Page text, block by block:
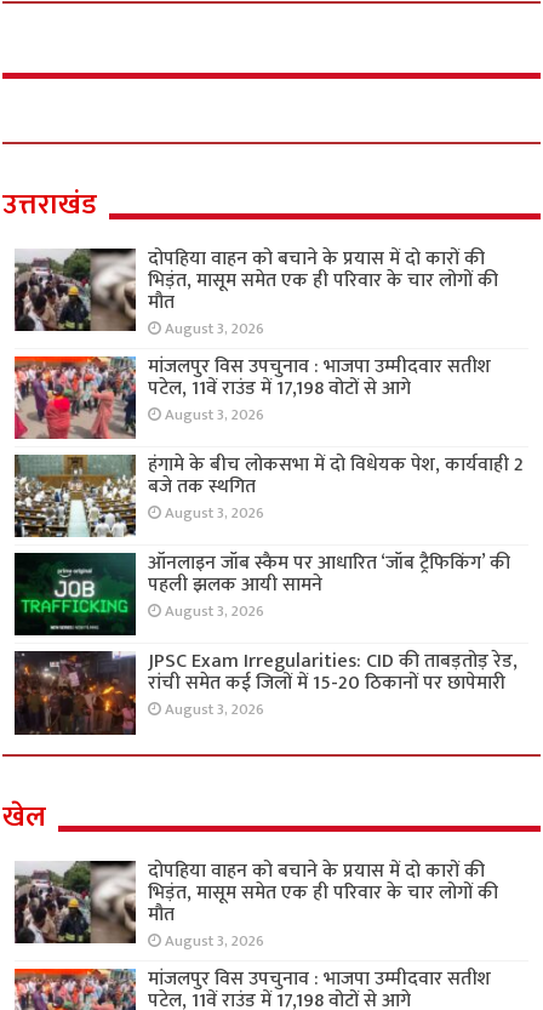
उत्तराखंड
दोपहिया वाहन को बचाने के प्रयास में दो कारों की
भिड़ंत, मासूम समेत एक ही परिवार के चार लोगों की
मौत
August 3, 2026
मांजलपुर विस उपचुनाव : भाजपा उम्मीदवार सतीश
पटेल, 11वें राउंड में 17,198 वोटों से आगे
August 3, 2026
हंगामे के बीच लोकसभा में दो विधेयक पेश, कार्यवाही 2
बजे तक स्थगित
August 3, 2026
ऑनलाइन जॉब स्कैम पर आधारित ‘जॉब ट्रैफिकिंग’ की
पहली झलक आयी सामने
August 3, 2026
JPSC Exam Irregularities: CID की ताबड़तोड़ रेड,
रांची समेत कई जिलों में 15-20 ठिकानों पर छापेमारी
August 3, 2026
खेल
दोपहिया वाहन को बचाने के प्रयास में दो कारों की
भिड़ंत, मासूम समेत एक ही परिवार के चार लोगों की
मौत
August 3, 2026
मांजलपुर विस उपचुनाव : भाजपा उम्मीदवार सतीश
पटेल, 11वें राउंड में 17,198 वोटों से आगे